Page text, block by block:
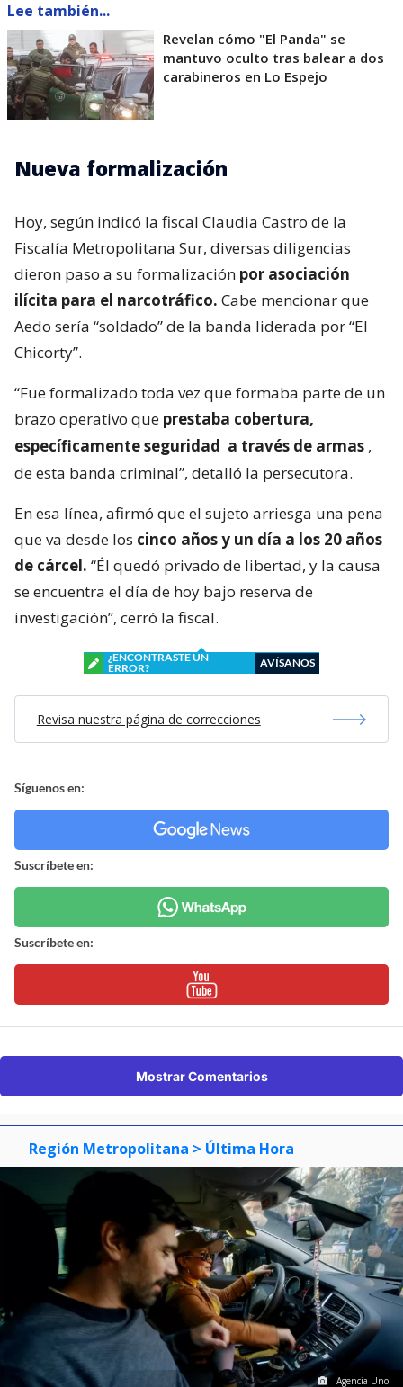
Lee también...
Revelan cómo "El Panda" se
mantuvo oculto tras balear a dos
carabineros en Lo Espejo
Nueva formalización
Hoy, según indicó la fiscal Claudia Castro de la
Fiscalía Metropolitana Sur, diversas diligencias
dieron paso a su formalización por asociación
ilícita para el narcotráfico. Cabe mencionar que
Aedo sería “soldado” de la banda liderada por “El
Chicorty”.
“Fue formalizado toda vez que formaba parte de un
brazo operativo que prestaba cobertura,
específicamente seguridad a través de armas ,
de esta banda criminal”, detalló la persecutora.
En esa línea, afirmó que el sujeto arriesga una pena
que va desde los cinco años y un día a los 20 años
de cárcel. “Él quedó privado de libertad, y la causa
se encuentra el día de hoy bajo reserva de
investigación”, cerró la fiscal.
¿ENCONTRASTE UN
ERROR?
AVÍSANOS
Revisa nuestra página de correcciones
Síguenos en:
Suscríbete en:
Suscríbete en:
Mostrar Comentarios
Región Metropolitana > Última Hora
Agencia Uno